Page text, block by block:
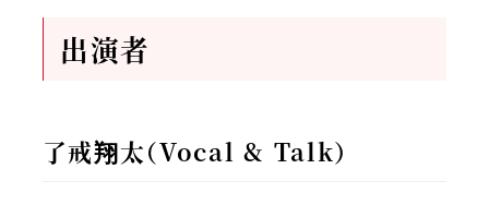
出演者
了戒翔太（Vocal & Talk）